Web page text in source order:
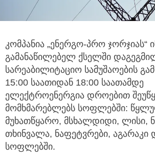
კომპანია „ენერგო-პრო ჯორჯიას“
გამანაწილებელ ქსელში
სარეაბილიტაციო სამუშაოების
15:00 საათიდან 18:00 საათამდე
ელექტროენერგია დროებით
მომხმარებლებს სოფლებში:
მუხათწყარო, მსხალდიდი, ლისი,
თხინვალა, ნაფეტვრები, აგარაკი
სოფლებში.